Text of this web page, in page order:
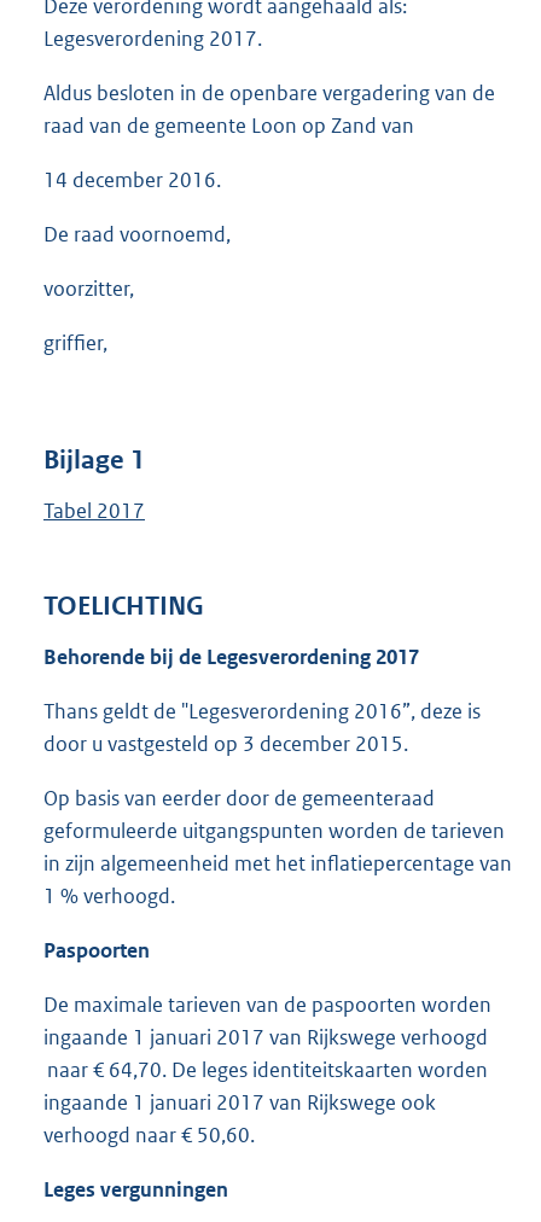
Deze verordening wordt aangehaald als:
Legesverordening 2017.
Aldus besloten in de openbare vergadering van de
raad van de gemeente Loon op Zand van
14 december 2016.
De raad voornoemd,
voorzitter,
griffier,
Bijlage 1
Tabel 2017
TOELICHTING
Behorende bij de Legesverordening 2017
Thans geldt de "Legesverordening 2016”, deze is
door u vastgesteld op 3 december 2015.
Op basis van eerder door de gemeenteraad
geformuleerde uitgangspunten worden de tarieven
in zijn algemeenheid met het inflatiepercentage van
1 % verhoogd.
Paspoorten
De maximale tarieven van de paspoorten worden
ingaande 1 januari 2017 van Rijkswege verhoogd
naar € 64,70. De leges identiteitskaarten worden
ingaande 1 januari 2017 van Rijkswege ook
verhoogd naar € 50,60.
Leges vergunningen